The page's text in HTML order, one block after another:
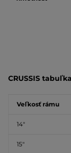
CRUSSIS
Veľkosť rámu
14″
15″